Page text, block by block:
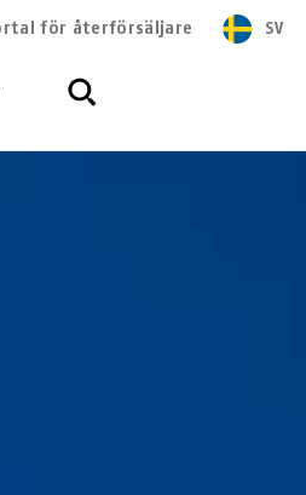
för återförsäljare SV